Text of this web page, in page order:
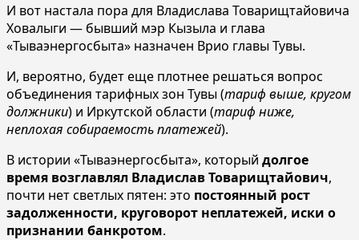
И вот настала пора для Владислава Товарищтайовича
Ховалыги — бывший мэр Кызыла и глава
«Тываэнергосбыта» назначен Врио главы Тувы.
И, вероятно, будет еще плотнее решаться вопрос
объединения тарифных зон Тувы (тариф выше, кругом
должники) и Иркутской области (тариф ниже,
неплохая собираемость платежей).
В истории «Тываэнергосбыта», который долгое
время возглавлял Владислав Товарищтайович,
почти нет светлых пятен: это постоянный рост
задолженности, круговорот неплатежей, иски о
признании банкротом.